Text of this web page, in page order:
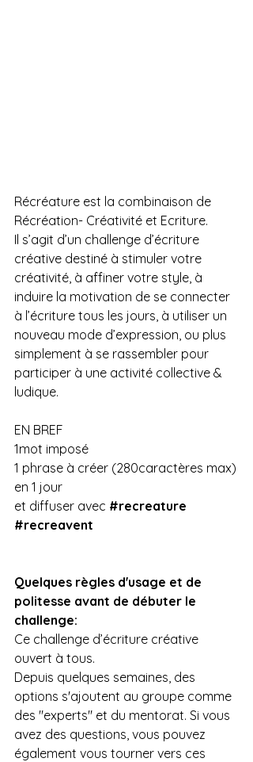
Récréature est la combinaison de
Récréation- Créativité et Ecriture.
Il s’agit d’un challenge d’écriture
créative destiné à stimuler votre
créativité, à affiner votre style, à
induire la motivation de se connecter
à l’écriture tous les jours, à utiliser un
nouveau mode d’expression, ou plus
simplement à se rassembler pour
participer à une activité collective &
ludique.
EN BREF
1mot imposé
1 phrase à créer (280caractères max)
en 1 jour
et diffuser avec #recreature
#recreavent
Quelques règles d'usage et de
politesse avant de débuter le
challenge:
Ce challenge d’écriture créative
ouvert à tous.
Depuis quelques semaines, des
options s'ajoutent au groupe comme
des "experts" et du mentorat. Si vous
avez des questions, vous pouvez
également vous tourner vers ces